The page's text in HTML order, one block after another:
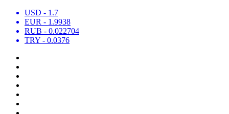
USD - 1.7
EUR - 1.9938
RUB - 0.022704
TRY - 0.0376